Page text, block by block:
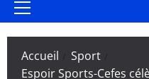
Menu
Accueil
Sport
Espoir Sports-Cefes